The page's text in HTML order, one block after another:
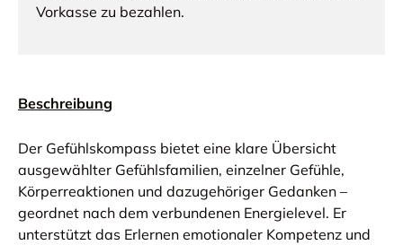
Vorkasse zu bezahlen.
Beschreibung
Der Gefühlskompass bietet eine klare Übersicht
ausgewählter Gefühlsfamilien, einzelner Gefühle,
Körperreaktionen und dazugehöriger Gedanken –
geordnet nach dem verbundenen Energielevel. Er
unterstützt das Erlernen emotionaler Kompetenz und